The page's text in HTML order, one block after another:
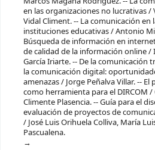
en las organizaciones no lucrativas /
Vidal Climent. -- La comunicación en
instituciones educativas / Antonio
Búsqueda de información en
de calidad de la información online /
García Iriarte. -- De la comunicación
la comunicación digital:
amenazas / Jorge Peñalva Villar. --
como herramienta para el DIRCOM /
Climente Plasencia. -- Guía para el
evaluación de proyectos de
/ José Luis Orihuela Colliva, María
Pascualena.